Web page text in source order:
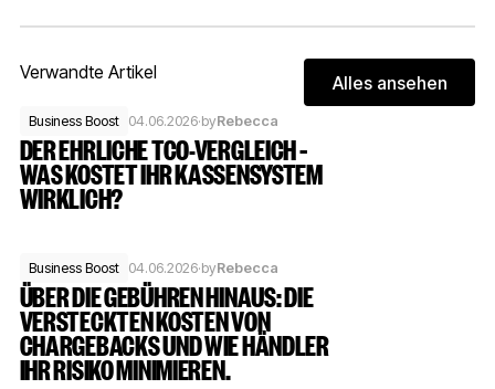
Verwandte Artikel Alles
Alles ansehen
Business Boost 04.06.2026·byRebecca
DER EHRLICHE TCO-VERGLEICH –
WAS KOSTET IHR KASSENSYSTEM
WIRKLICH?
Business Boost 04.06.2026·byRebecca
ÜBER DIE GEBÜHREN HINAUS: DIE
VERSTECKTEN KOSTEN VON
CHARGEBACKS UND WIE HÄNDLER
IHR RISIKO MINIMIEREN.